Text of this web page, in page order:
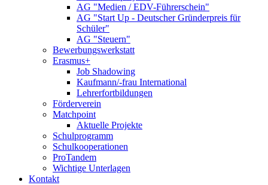
AG "Medien / EDV-Führerschein"
AG "Start Up - Deutscher Gründerpreis für
Schüler"
AG "Steuern"
Bewerbungswerkstatt
Erasmus+
Job Shadowing
Kaufmann/-frau International
Lehrerfortbildungen
Förderverein
Matchpoint
Aktuelle Projekte
Schulprogramm
Schulkooperationen
ProTandem
Wichtige Unterlagen
Kontakt